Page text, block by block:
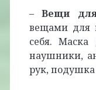
–Вещи
вещами для
себя. Маска
наушники,
рук, подушка